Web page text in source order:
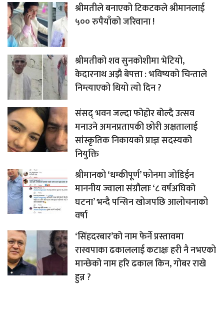
श्रीमतीले बनाएको टिकटकले श्रीमानलाई
५०० रुपैयाँको जरिवाना !
श्रीमतीको शव सुनकोशीमा भेटियो,
केदारनाथ अझै बेपत्ता : भविष्यको चिन्ताले
निम्त्याएको थियो त्यो दिन ?
संसद् भवन जल्दा फोहोर बोल्दै उत्सव
मनाउने अमनप्रतापकी छोरी अक्षतालाई
सांस्कृतिक निकायको प्राज्ञ सदस्यको
नियुक्ति
श्रीमानको ‘धम्कीपूर्ण’ फोनमा जोडिईन
माननीय ज्वाला संग्रौलाः ‘८ वर्षअघिको
घटना’ भन्दै पन्सिन खोजपछि आलोचनाको
वर्षा
‘सिंहदरबार’को नाम फेर्ने प्रस्तावमा
रास्वपाका ढकाललाई कटाक्षः हरी नै नभएको
मान्छेको नाम हरि ढकाल किन, गोबर राखे
हुन्न ?